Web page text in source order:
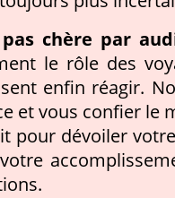
chère par
le rôle des
enfin réagir.
et vous confier le
pour dévoiler